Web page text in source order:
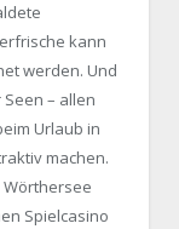
kann
werden. Und
– allen
Urlaub in
machen.
Spielcasino